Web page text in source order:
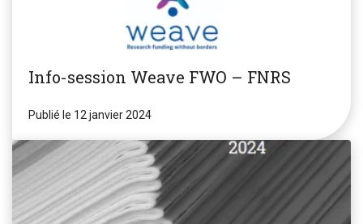
Info-session Weave FWO – FNRS
Publié le 12 janvier 2024